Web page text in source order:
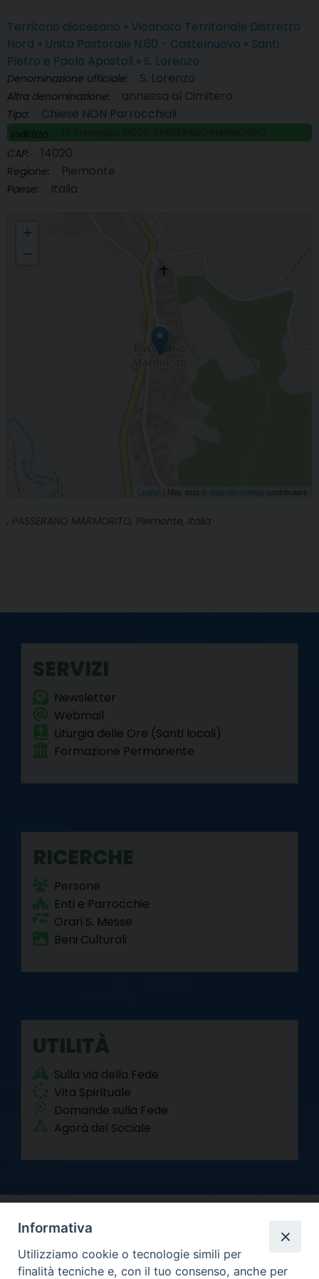
Territorio diocesano » Vicariato Territoriale Distretto
Nord » Unità Pastorale N.60 - Castelnuovo » Santi
Pietro e Paolo Apostoli » S. Lorenzo
Denominazione ufficiale: S. Lorenzo
Altra denominazione: annessa al Cimitero
Tipo: Chiese NON Parrocchiali
Indirizzo:
CAP: 14020
Regione: Piemonte
Paese: Italia
+
−
Leaflet | Map data © OpenStreetMap contributors
, PASSERANO MARMORITO, Piemonte, Italia
SERVIZI
Newsletter
Webmail
Liturgia delle Ore (Santi locali)
Formazione Permanente
RICERCHE
Persone
Enti e Parrocchie
Orari S. Messe
Beni Culturali
UTILITÀ
Sulla via della Fede
Vita Spirituale
Domande sulla Fede
Agorà del Sociale
Informativa
Utilizziamo cookie o tecnologie simili per
finalità tecniche e, con il tuo consenso, anche per